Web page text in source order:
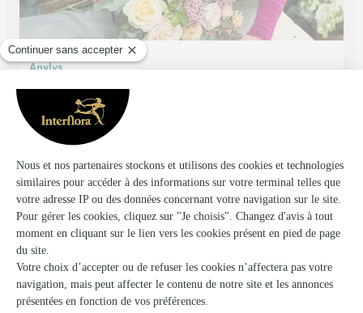
Anylys
★ ★4.7 (42)
C.Cial Champion Chemin de la Croisette
Voir la boutique